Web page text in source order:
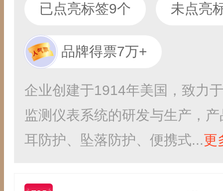
已点亮标签9个 未点亮
品牌得票7万+
企业创建于1914年美国，致力
监测仪表系统的研发与生产，
耳防护、坠落防护、便携式...更